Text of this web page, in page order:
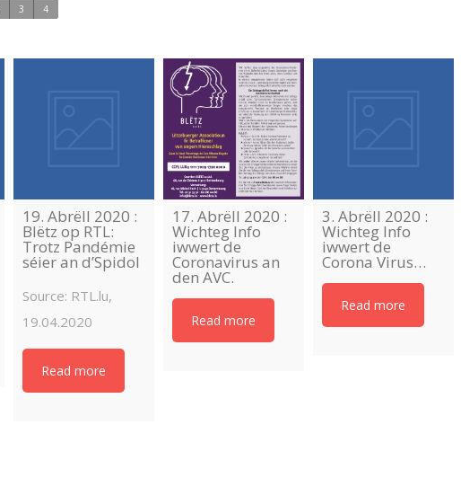
3 4
19. Abrëll 2020 :
Blëtz op RTL:
Trotz Pandémie
séier an d’Spidol
Source: RTL.lu,
19.04.2020
Read more
17. Abrëll 2020 :
Wichteg Info
iwwert de
Coronavirus an
den AVC.
Read more
3. Abrëll 2020 :
Wichteg Info
iwwert de
Corona Virus…
Read more